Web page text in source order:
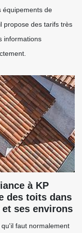
équipements de
propose des tarifs très
informations
à KP
des toits dans
et ses environs
faut normalement